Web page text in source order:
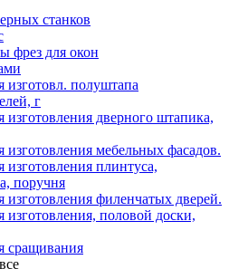
станков
фрез для окон
изготовл. полуштапа
г
изготовления дверного штапика,
изготовления мебельных фасадов.
изготовления плинтуса,
поручня
изготовления филенчатых дверей.
изготовления, половой доски,
сращивания